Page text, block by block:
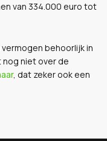
van 334.000 euro tot
behoorlijk in
niet over de
, dat zeker ook een